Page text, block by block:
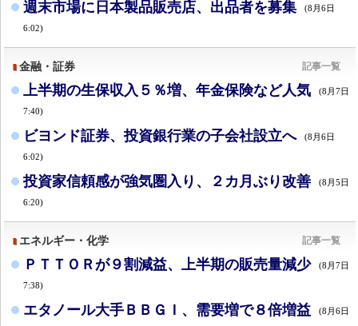
週末市場に日本製品販売店、出品者を募集 (8月6日
6:02)
金融・証券 記事一覧
上半期の生保収入５％増、年金保険など人気 (8月7日
7:40)
ビヨンド証券、投資銀行業の子会社設立へ (8月6日
6:02)
投資家信頼感が強気圏入り、２カ月ぶり改善 (8月5日
6:20)
エネルギー・化学 記事一覧
ＰＴＴＯＲが９割減益、上半期の販売量減少 (8月7日
7:38)
エタノール大手ＢＢＧＩ、需要増で８倍増益 (8月6日